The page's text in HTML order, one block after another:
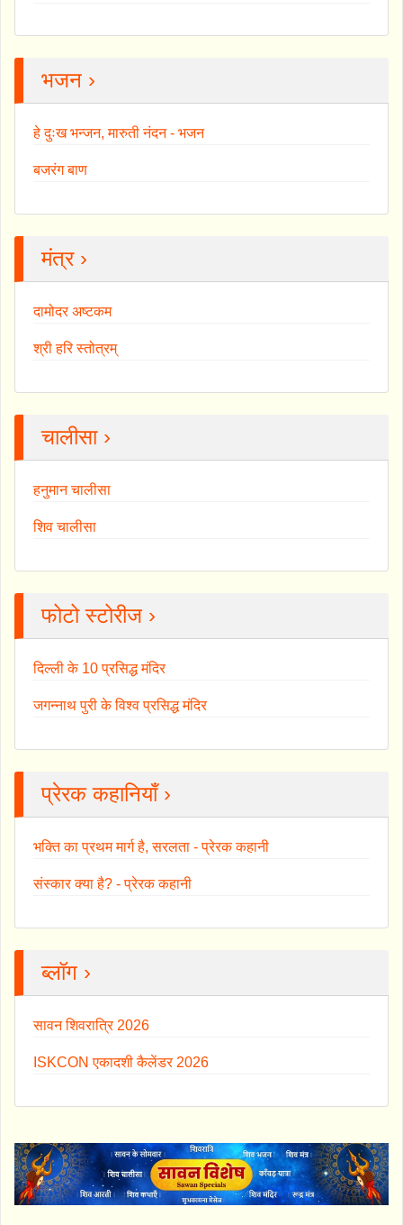
भजन ›
हे दुःख भन्जन, मारुती नंदन - भजन
बजरंग बाण
मंत्र ›
दामोदर अष्टकम
श्री हरि स्तोत्रम्
चालीसा ›
हनुमान चालीसा
शिव चालीसा
फोटो स्टोरीज ›
दिल्ली के 10 प्रसिद्ध मंदिर
जगन्नाथ पुरी के विश्व प्रसिद्ध मंदिर
प्रेरक कहानियाँ ›
भक्ति का प्रथम मार्ग है, सरलता - प्रेरक कहानी
संस्कार क्या है? - प्रेरक कहानी
ब्लॉग ›
सावन शिवरात्रि 2026
ISKCON एकादशी कैलेंडर 2026